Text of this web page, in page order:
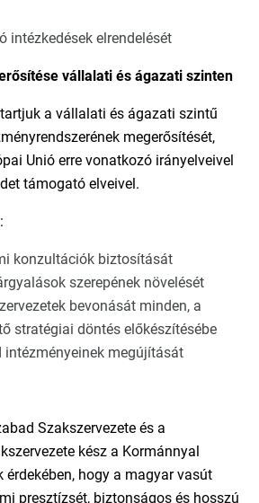
intézkedések elrendelését
vállalati és ágazati szinten
a vállalati és ágazati szintű
megerősítését,
Unió erre vonatkozó irányelveivel
támogató elveivel.
konzultációk biztosítását
szerepének növelését
bevonását minden, a
stratégiai döntés előkészítésébe
intézményeinek megújítását
Szakszervezete és a
kész a Kormánnyal
hogy a magyar vasút
presztízsét, biztonságos és hosszú